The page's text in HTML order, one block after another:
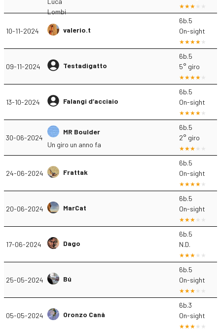
10-11-2024 valerio.t
6b.5
On-sight
09-11-2024 Testadigatto
6b.5
5° giro
13-10-2024 Falangi d’acciaio
6b.5
On-sight
30-06-2024
MR Boulder
Un giro un anno fa
6b.5
2° giro
24-06-2024 Frattak
6b.5
On-sight
20-06-2024 MarCat
6b.5
On-sight
17-06-2024 Dago
6b.5
N.D.
25-05-2024 Bú
6b.5
On-sight
05-05-2024 Oronzo Canà
6b.3
On-sight